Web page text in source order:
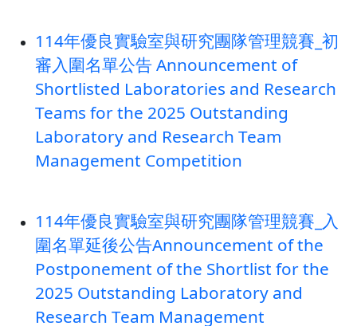
114年優良實驗室與研究團隊管理競賽_初
審入圍名單公告 Announcement of
Shortlisted Laboratories and Research
Teams for the 2025 Outstanding
Laboratory and Research Team
Management Competition
114年優良實驗室與研究團隊管理競賽_入
圍名單延後公告Announcement of the
Postponement of the Shortlist for the
2025 Outstanding Laboratory and
Research Team Management